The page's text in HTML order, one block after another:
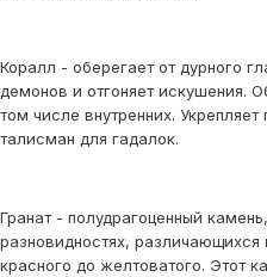
Коралл - оберегает от дурного
демонов и отгоняет искушения.
том числе внутренних.
талисман для гадалок.
Гранат - полудрагоценный
разновидностях,
красного до желтоватого. Этот